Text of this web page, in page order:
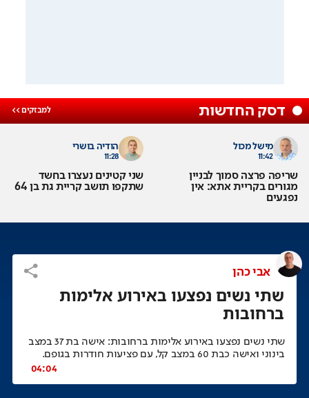
דסק החדשות
מישל מכול
11:42
שריפה פרצה סמוך לבניין
מגורים בקריית אתא: אין
נפגעים
הודיה בושרי
11:28
שני קטינים נעצרו בחשד
שתקפו תושב קריית גת בן 64
שתי נשים נפצעו באירוע אלימות
ברחובות
אבי כהן
04:04
שתי נשים נפצעו באירוע אלימות ברחובות: אישה בת 37 במצב
בינוני ואישה כבת 60 במצב קל, עם פציעות חודרות בגופם.